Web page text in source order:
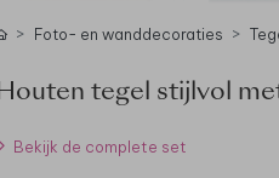
Foto- en wanddecoraties
tegel stijlvol
Bekijk de complete set